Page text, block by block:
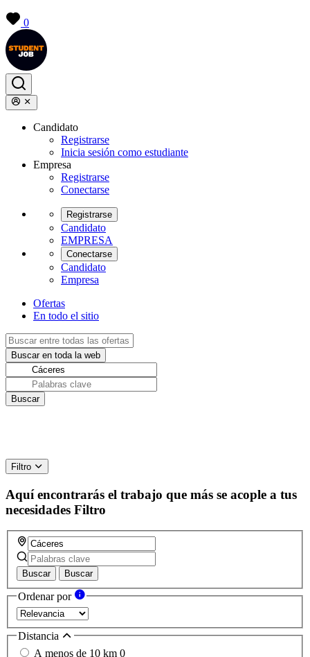
0
Candidato
Registrarse
Inicia sesión como estudiante
Empresa
Registrarse
Conectarse
Registrarse
Candidato
EMPRESA
Conectarse
Candidato
Empresa
Ofertas
En todo el sitio
Filtro
Aquí encontrarás el trabajo que más se acople a tus
necesidades Filtro
Buscar Buscar
Ordenar por
Distancia
A menos de 10 km 0